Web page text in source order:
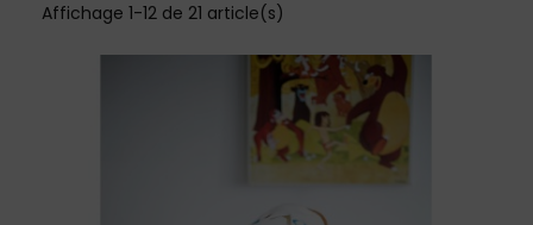
Affichage 1-12 de 21 article(s)